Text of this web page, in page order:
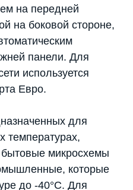
на передней
на боковой стороне,
панели. Для
используется
Евро.
для
температурах,
микросхемы
которые
до -40°C. Для